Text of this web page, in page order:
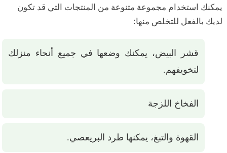
يمكنك استخدام مجموعة متنوعة من المنتجات التي قد تكون
لديك بالفعل للتخلص منها:
قشر البيض، يمكنك وضعها في جميع أنحاء منزلك
لتخويفهم.
الفخاخ اللزجة
القهوة والتبغ، يمكنها طرد البريعصي.